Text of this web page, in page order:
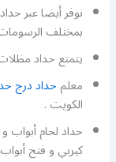
نوفر أيضا عبر
بمختلف
يتمتع حداد
معلمحداد درج
الكويت .
حداد لحام
كيربي و فتح